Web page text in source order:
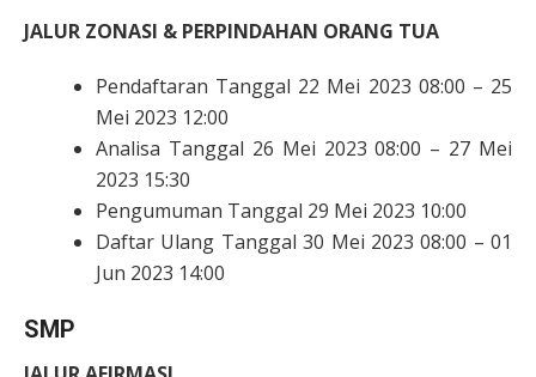
JALUR ZONASI & PERPINDAHAN ORANG TUA
Pendaftaran Tanggal 22 Mei 2023 08:00 – 25
Mei 2023 12:00
Analisa Tanggal 26 Mei 2023 08:00 – 27 Mei
2023 15:30
Pengumuman Tanggal 29 Mei 2023 10:00
Daftar Ulang Tanggal 30 Mei 2023 08:00 – 01
Jun 2023 14:00
SMP